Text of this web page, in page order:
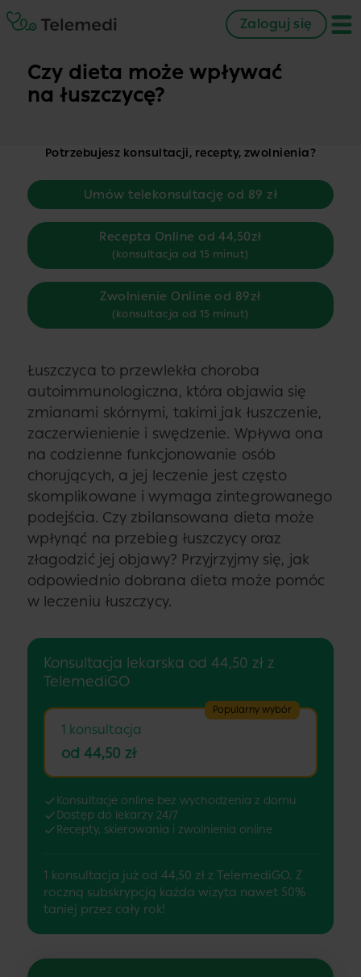
Zaloguj się
Czy dieta może wpływać
na łuszczycę?
Potrzebujesz konsultacji, recepty, zwolnienia?
Umów telekonsultację od 89 zł
Recepta Online od 44,50zł
(konsultacja od 15 minut)
Zwolnienie Online od 89zł
(konsultacja od 15 minut)
Łuszczyca to przewlekła choroba
autoimmunologiczna, która objawia się
zmianami skórnymi, takimi jak łuszczenie,
zaczerwienienie i swędzenie. Wpływa ona
na codzienne funkcjonowanie osób
chorujących, a jej leczenie jest często
skomplikowane i wymaga zintegrowanego
podejścia. Czy zbilansowana dieta może
wpłynąć na przebieg łuszczycy oraz
złagodzić jej objawy? Przyjrzyjmy się, jak
odpowiednio dobrana dieta może pomóc
w leczeniu łuszczycy.
Konsultacja lekarska od 44,50 zł z
TelemediGO
Popularny wybór
1 konsultacja
od 44,50 zł
Konsultacje online bez wychodzenia z domu
Dostęp do lekarzy 24/7
Recepty, skierowania i zwolnienia online
1 konsultacja już od 44,50 zł z TelemediGO. Z
roczną subskrypcją każda wizyta nawet 50%
taniej przez cały rok!